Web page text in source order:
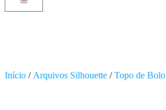
Início /Arquivos Silhouette /Topo de Bolo